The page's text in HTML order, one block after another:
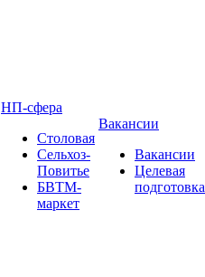
НП-сфера
Столовая
Сельхоз-
Повитье
БВТМ-
маркет
Вакансии
Вакансии
Целевая
подготовка